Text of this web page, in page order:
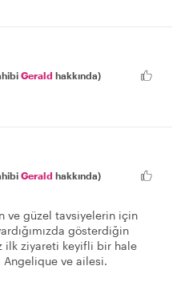
Gerald hakkında)
Gerald hakkında)
ve güzel tavsiyelerin için
gösterdiğin
ilk ziyareti keyifli bir hale
ve ailesi.